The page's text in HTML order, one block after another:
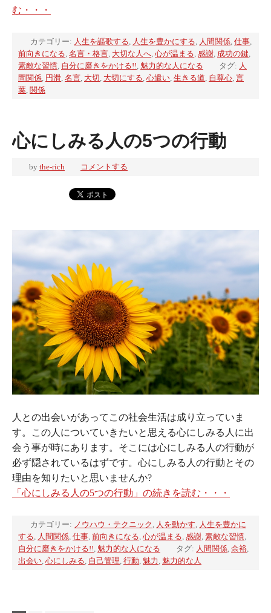
む・・・
カテゴリー: 人生を謳歌する 人生を豊かにする 人間関係 仕事
前向きになる 名言・格言 大切な人へ 心が温まる 感謝 成功の鍵
素敵な習慣 自分に磨きをかける!! 魅力的な人になる タグ: 人
間関係 円滑 名言 大切 大切にする 心遣い 生きる道 自尊心 言
葉 関係
心にしみる人の5つの行動
by the-rich コメントする
人との出会いがあってこの社会生活は成り立っていま
す。この人についていきたいと思える心にしみる人に出
会う事が時にあります。そこには心にしみる人の行動が
必ず隠されているはずです。心にしみる人の行動とその
理由を知りたいと思いませんか?
「心にしみる人の5つの行動」の続きを読む・・・
カテゴリー: ノウハウ・テクニック 人を動かす
人生を豊かに
する
人間関係 仕事 前向きになる 心が温まる 感謝 素敵な習慣
自分に磨きをかける!! 魅力的な人になる タグ: 人間関係 余裕
出会い 心にしみる 自己管理 行動 魅力 魅力的な人